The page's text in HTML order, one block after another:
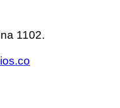
1102.